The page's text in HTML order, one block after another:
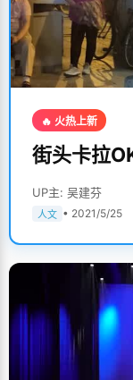
🔥 火热上新
街头卡拉
UP主: 吴建芬
人文 • 2021/5/25